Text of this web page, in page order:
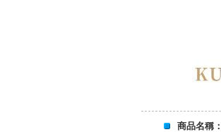
商品名稱：